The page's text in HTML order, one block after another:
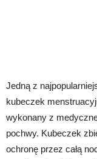
Jedną z
kubeczek
wykonany z
pochwy. Kubeczek
ochronę przez całą